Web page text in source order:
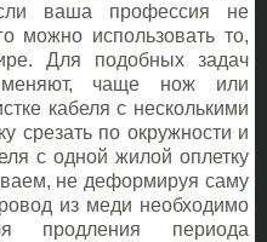
ваша профессия не
можно использовать то,
Для подобных задач
чаще нож или
кабеля с несколькими
срезать по окружности и
с одной жилой оплетку
не деформируя саму
из меди необходимо
периода